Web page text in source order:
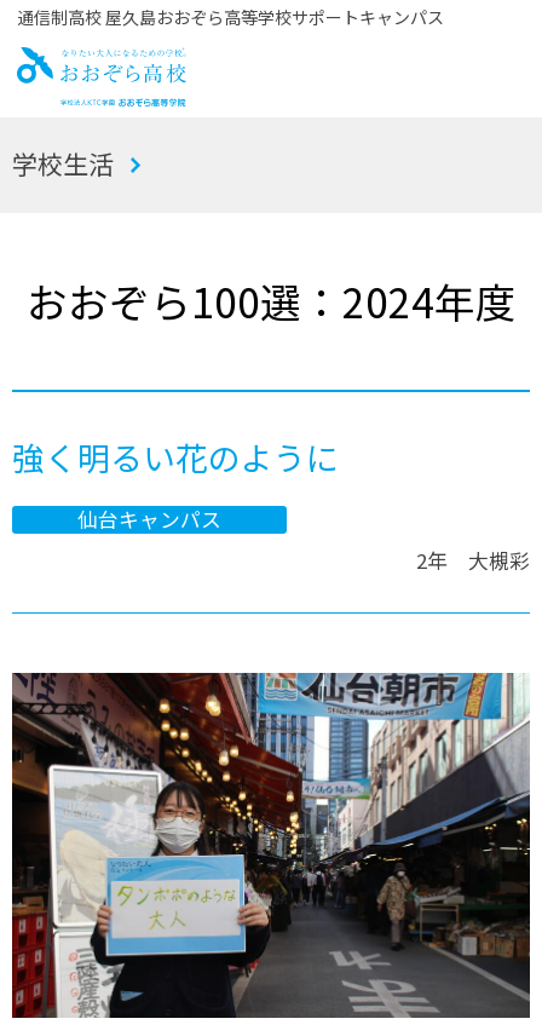
通信制高校 屋久島おおぞら高等学校サポートキャンパス
お
学校生活
おおぞら100選：2024年度
強く明るい花のように
仙台キャンパス
2年 大槻彩